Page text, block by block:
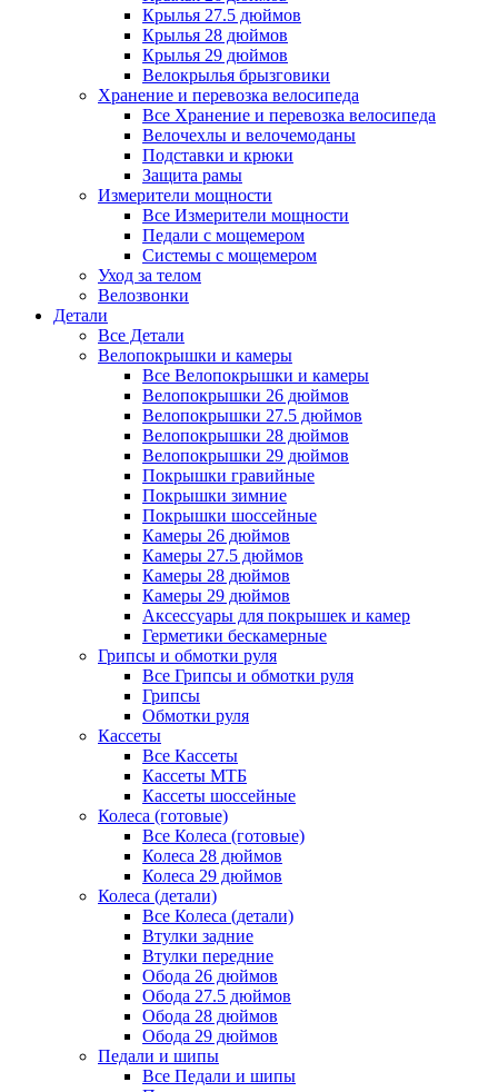
Крылья 27.5 дюймов
Крылья 28 дюймов
Крылья 29 дюймов
Велокрылья брызговики
Хранение и перевозка велосипеда
Все Хранение и перевозка велосипеда
Велочехлы и велочемоданы
Подставки и крюки
Защита рамы
Измерители мощности
Все Измерители мощности
Педали с мощемером
Системы с мощемером
Уход за телом
Велозвонки
Детали
Все Детали
Велопокрышки и камеры
Все Велопокрышки и камеры
Велопокрышки 26 дюймов
Велопокрышки 27.5 дюймов
Велопокрышки 28 дюймов
Велопокрышки 29 дюймов
Покрышки гравийные
Покрышки зимние
Покрышки шоссейные
Камеры 26 дюймов
Камеры 27.5 дюймов
Камеры 28 дюймов
Камеры 29 дюймов
Аксессуары для покрышек и камер
Герметики бескамерные
Грипсы и обмотки руля
Все Грипсы и обмотки руля
Грипсы
Обмотки руля
Кассеты
Все Кассеты
Кассеты МТБ
Кассеты шоссейные
Колеса (готовые)
Все Колеса (готовые)
Колеса 28 дюймов
Колеса 29 дюймов
Колеса (детали)
Все Колеса (детали)
Втулки задние
Втулки передние
Обода 26 дюймов
Обода 27.5 дюймов
Обода 28 дюймов
Обода 29 дюймов
Педали и шипы
Все Педали и шипы